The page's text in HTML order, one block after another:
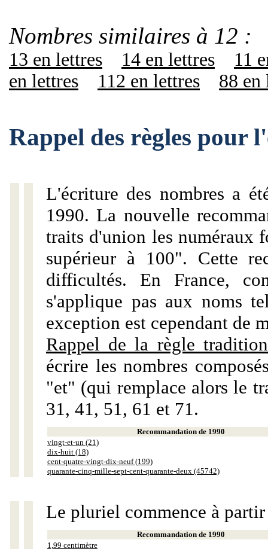
Nombres similaires à 12 :
13 en lettres 14 en lettres
11
en lettres
112 en lettres 88 en
Rappel des règles pour
L'écriture des nombres a
1990. La nouvelle
traits d'union les numéraux
supérieur à 100". Cette
difficultés. En France,
s'applique pas aux noms
exception est cependant de
Rappel de la règle
écrire les nombres
"et" (qui remplace alors le
31, 41, 51, 61 et 71.
Recommandation de 1990
vingt-et-un (21)
dix-huit (18)
cent-quatre-vingt-dix-neuf (199)
quarante-cinq-mille-sept-cent-quarante-deux (45742)
Le pluriel commence à
Recommandation de 1990
1,99 centimètre